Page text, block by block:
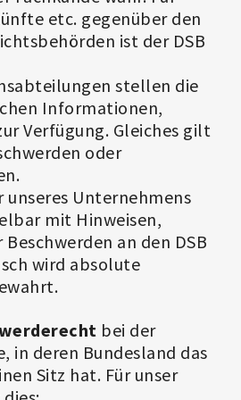
etc. gegenüber den
ist der DSB
stellen die
Informationen,
Verfügung. Gleiches gilt
oder
Unternehmens
mit Hinweisen,
an den DSB
wird absolute
bei der
in deren Bundesland das
Sitz hat. Für unser